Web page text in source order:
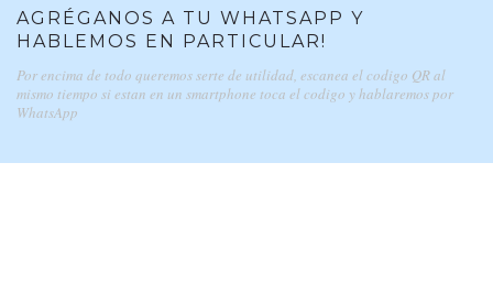
AGRÉGANOS A TU WHATSAPP Y
HABLEMOS EN PARTICULAR!
Por encima de todo queremos serte de utilidad, escanea el codigo QR al
mismo tiempo si estan en un smartphone toca el codigo y hablaremos por
WhatsApp